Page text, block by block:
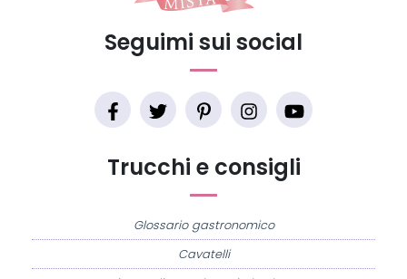
Trucchi e consigli
Glossario gastronomico
Cavatelli
Seguimi sui social